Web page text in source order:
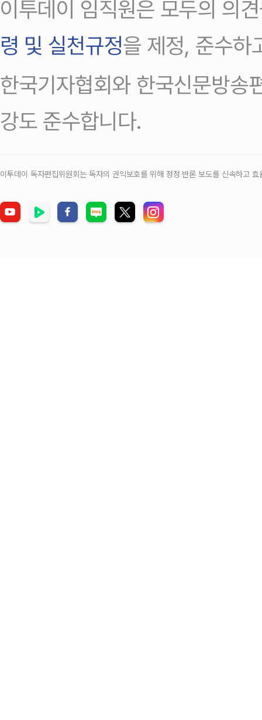
이투데이 임직원은 모두의 의
령 및 실천규정을 제정, 준수하
한국기자협회와 한국신문방송
강도 준수합니다.
이투데이 독자편집위원회는 독자의 권익보호를 위해 정정‧반론 보도를 신속하고